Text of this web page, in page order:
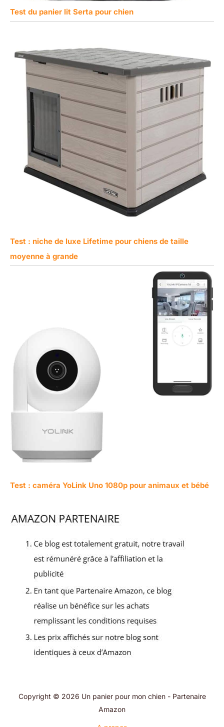
Test du panier lit Serta pour chien
Test : niche de luxe Lifetime pour chiens de taille
moyenne à grande
Test : caméra YoLink Uno 1080p pour animaux et bébé
Copyright © 2026 Un panier pour mon chien - Partenaire
Amazon